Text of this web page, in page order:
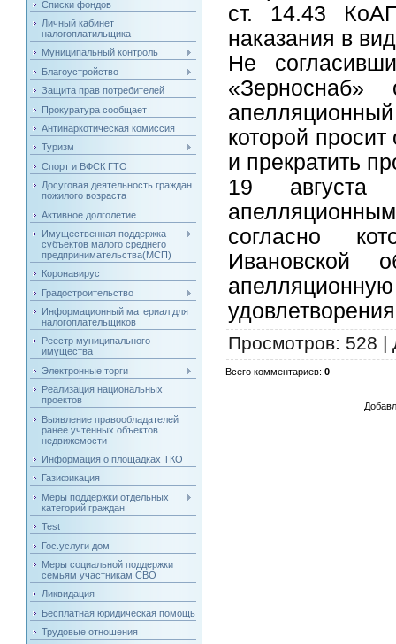
Списки фондов
Личный кабинет
налогоплатильщика
Муниципальный контроль
Благоустройство
Защита прав потребителей
Прокуратура сообщает
Антинаркотическая комиссия
Туризм
Спорт и ВФСК ГТО
Досуговая деятельность граждан
пожилого возраста
Активное долголетие
Имущественная поддержка
субъектов малого среднего
предпринимательства(МСП)
Коронавирус
Градостроительство
Информационный материал для
налогоплательщиков
Реестр муниципального
имущества
Электронные торги
Реализация национальных
проектов
Выявление правообладателей
ранее учтенных объектов
недвижемости
Информация о площадках ТКО
Газификация
Меры поддержки отдельных
категорий граждан
Test
Гос.услуги дом
Меры социальной поддержки
семьям участникам СВО
Ликвидация
Бесплатная юридическая помощь
Трудовые отношения
ст. 14.43
наказания в
Не
«Зерноснаб»
которой
и прекратить
19 августа
согласно
Ивановской
Просмотров: 528 |
Всего комментариев:0